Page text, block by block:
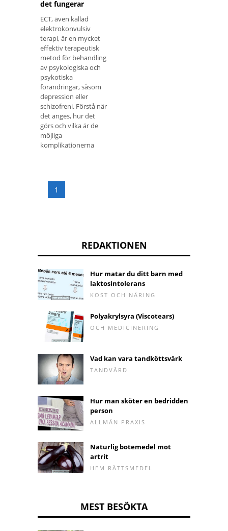
det fungerar
ECT, även kallad
elektrokonvulsiv
terapi, är en mycket
effektiv terapeutisk
metod för behandling
av psykologiska och
psykotiska
förändringar, såsom
depression eller
schizofreni. Förstå när
det anges, hur det
görs och vilka är de
möjliga
komplikationerna
1
REDAKTIONEN
Hur matar du ditt barn med
laktosintolerans
KOST OCH NÄRING
Polyakrylsyra (Viscotears)
OCH MEDICINERING
Vad kan vara tandköttsvärk
TANDVÅRD
Hur man sköter en bedridden
person
ALLMÄN PRAXIS
Naturlig botemedel mot
artrit
HEM RÄTTSMEDEL
MEST BESÖKTA